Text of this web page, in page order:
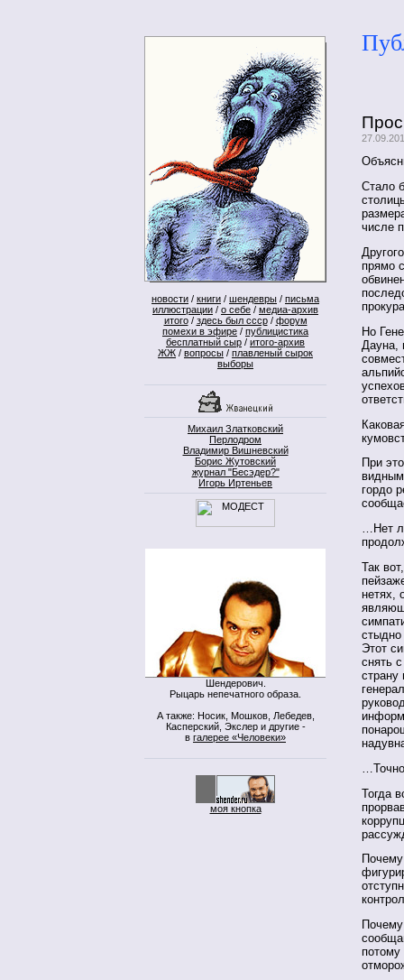
новости / книги / шендевры / письма
иллюстрации / о себе / медиа-архив
итого/ здесь был ссср/ форум
помехи в эфире / публицистика
бесплатный сыр / итого-архив
ЖЖ / вопросы / плавленый сырок
выборы
Михаил Златковский
Перлодром
Владимир Вишневский
Борис Жутовский
журнал "Бесэдер?"
Игорь Иртеньев
Шендерович.
Рыцарь непечатного образа.
А также: Носик, Мошков, Лебедев,
Касперский, Экслер и другие -
в галерее «Человеки»
моя кнопка
Стало
числе
прямо
Но
Дауна,
При
гордо
…Нет
Так
нетях,
стыдно
Этот
снять
страну
Тогда
потому